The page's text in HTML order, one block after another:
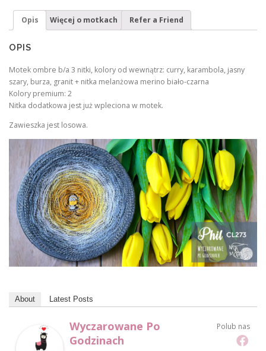
Opis Więcej o motkach Refer a Friend
OPIS
Motek ombre b/a 3 nitki, kolory od wewnątrz: curry, karambola, jasny
szary, burza, granit + nitka melanżowa merino biało-czarna
Kolory premium: 2
Nitka dodatkowa jest już wpleciona w motek.
Zawieszka jest losowa.
About Latest Posts
Polub nas
Wyczarowane Po
Godzinach